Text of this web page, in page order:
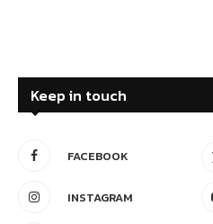
Keep in touch
FACEBOOK
INSTAGRAM